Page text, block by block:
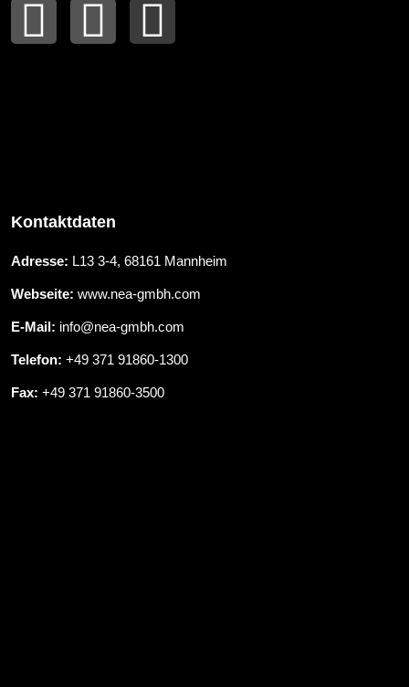
Kontaktdaten
Adresse: L13 3-4, 68161 Mannheim
Webseite: www.nea-gmbh.com
E-Mail: info@nea-gmbh.com
Telefon: +49 371 91860-1300
Fax: +49 371 91860-3500